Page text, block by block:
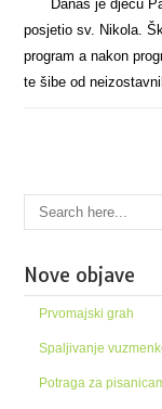
Danas je djecu
posjetio sv. Nikola.
program a nakon
te šibe od
Nove objave
Prvomajski grah
Spaljivanje
Potraga za